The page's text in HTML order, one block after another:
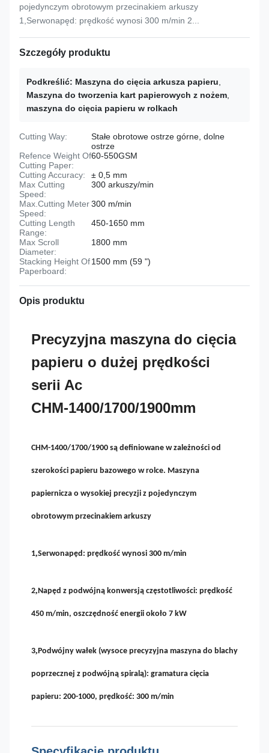
pojedynczym obrotowym przecinakiem arkuszy
1,Serwonapęd: prędkość wynosi 300 m/min 2...
Szczegóły produktu
Podkreślić: Maszyna do cięcia arkusza papieru
Maszyna do tworzenia kart papierowych z nożem
maszyna do cięcia papieru w rolkach
Cutting Way:
Stałe obrotowe ostrze górne, dolne
ostrze
Refence Weight Of
Cutting Paper:
60-550GSM
Cutting Accuracy:
± 0,5 mm
Max Cutting
Speed:
300 arkuszy/min
Max.Cutting Meter
Speed:
300 m/min
Cutting Length
Range:
450-1650 mm
Max Scroll
Diameter:
1800 mm
Stacking Height Of
Paperboard:
1500 mm (59 ")
Opis produktu
Precyzyjna maszyna do cięcia
papieru o dużej prędkości
serii Ac
CHM-1400/1700/1900mm
CHM-1400/1700/1900 są definiowane w zależności od
szerokości papieru bazowego w rolce. Maszyna
papiernicza o wysokiej precyzji z pojedynczym
obrotowym przecinakiem arkuszy
1,Serwonapęd: prędkość wynosi 300 m/min
2,Napęd z podwójną konwersją częstotliwości: prędkość
450 m/min, oszczędność energii około 7 kW
3,Podwójny wałek (wysoce precyzyjna maszyna do blachy
poprzecznej z podwójną spiralą): gramatura cięcia
papieru: 200-1000, prędkość: 300 m/min